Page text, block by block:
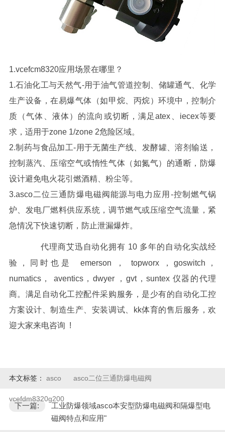
1.vcefcm8320应用场景在哪里？
1.石油化工与天然气-用于油气管道控制、储罐通气、化学
生产设备，在易爆气体（如甲烷、丙烷）环境中，控制介
质（气体、液体）的流向或切断，满足atex、iecex等要
求，适用于zone 1/zone 2危险区域。
2.制药与食品加工-用于无菌生产线、发酵罐、溶剂输送，
控制蒸汽、压缩空气或惰性气体（如氮气）的通断，防爆
设计避免电火花引燃酒精、粉尘等。
3.asco二位三通防爆电磁阀能源与电力应用-控制燃气锅
炉、发电厂燃料供应系统，调节燃气或压缩空气流量，紧
急情况下快速切断，防止泄漏爆炸。
代理商艾迅自动化拥有 10 多年的自动化实战经
验，同时也是 emerson ， topworx ，goswitch，
numatics， aventics，dwyer ，gvt，suntex 仪器的代理
商。满足自动化工控配件采购服务，是少有的自动化工控
方案设计、制造生产、安装调试、kk体育的售后服务，欢
迎大家来电咨询 !
本文标签： asco asco二位三通防爆电磁阀
vcefdm8320g200
下一篇:
工业防爆领域asco本安型防爆电磁阀和隔爆型电
磁阀特点和应用"